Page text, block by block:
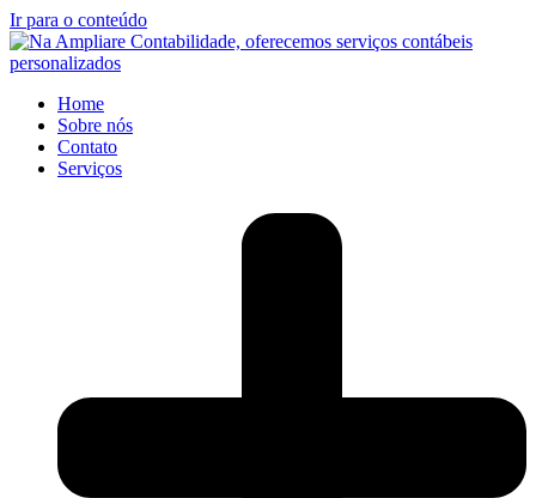
Ir para o conteúdo
Home
Sobre nós
Contato
Serviços